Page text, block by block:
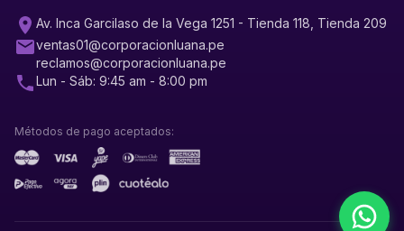
Av. Inca Garcilaso de la Vega 1251 - Tienda 118, Tienda 209
ventas01@corporacionluana.pe
reclamos@corporacionluana.pe
Lun - Sáb: 9:45 am - 8:00 pm
Métodos de pago aceptados: